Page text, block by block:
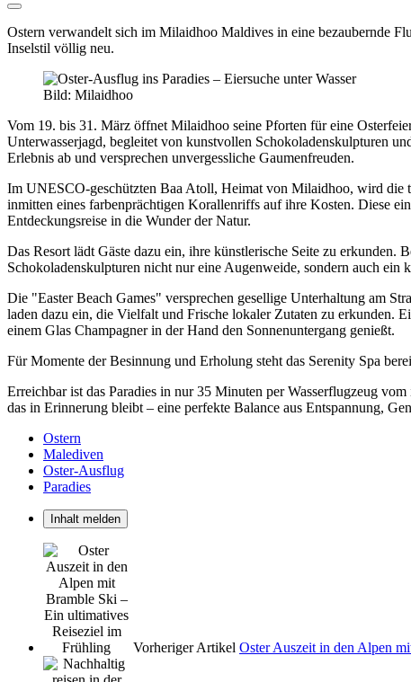
Ostern verwandelt sich im Milaidhoo Maldives in eine bezaubernde
Inselstil völlig neu.
Bild: Milaidhoo
Vom 19. bis 31. März öffnet Milaidhoo seine Pforten für eine
Unterwasserjagd, begleitet von kunstvollen Schokoladenskulpturen
Erlebnis ab und versprechen unvergessliche Gaumenfreuden.
Im UNESCO-geschützten Baa Atoll, Heimat von Milaidhoo, wird die
inmitten eines farbenprächtigen Korallenriffs auf ihre Kosten. Diese
Entdeckungsreise in die Wunder der Natur.
Das Resort lädt Gäste dazu ein, ihre künstlerische Seite zu
Schokoladenskulpturen nicht nur eine Augenweide, sondern auch
Die "Easter Beach Games" versprechen gesellige Unterhaltung am
laden dazu ein, die Vielfalt und Frische lokaler Zutaten zu erkunden.
einem Glas Champagner in der Hand den Sonnenuntergang genießt.
Für Momente der Besinnung und Erholung steht das Serenity Spa
Erreichbar ist das Paradies in nur 35 Minuten per Wasserflugzeug
das in Erinnerung bleibt – eine perfekte Balance aus Entspannung,
Ostern
Malediven
Oster-Ausflug
Paradies
Inhalt melden
Vorheriger Artikel Oster Auszeit in den Alpen